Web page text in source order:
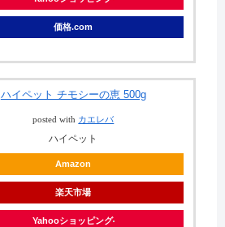
価格.com
ハイペット チモシーの恵 500g
posted with カエレバ
ハイペット
Amazon
楽天市場
Yahooショッピング